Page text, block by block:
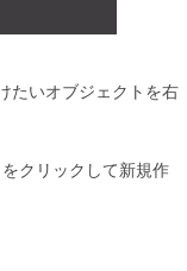
たいオブジェクトを右
クリックして新規作